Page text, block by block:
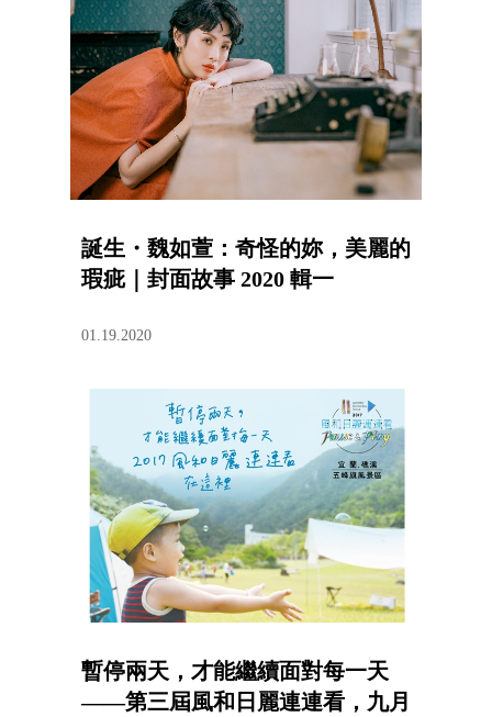
誕生・魏如萱：奇怪的妳，美麗的
瑕疵｜封面故事 2020 輯一
01.19.2020
暫停兩天，才能繼續面對每一天
——第三屆風和日麗連連看，九月